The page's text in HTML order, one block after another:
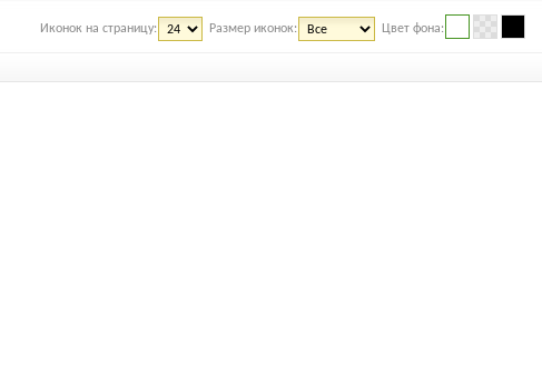
Иконок на страницу: Размер иконок: Цвет фона: